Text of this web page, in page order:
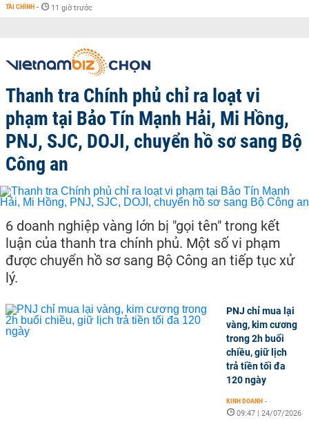
TÀI CHÍNH - 11 giờ trước
Thanh tra Chính phủ chỉ ra loạt vi
phạm tại Bảo Tín Mạnh Hải, Mi Hồng,
PNJ, SJC, DOJI, chuyển hồ sơ sang Bộ
Công an
6 doanh nghiệp vàng lớn bị "gọi tên" trong kết
luận của thanh tra chính phủ. Một số vi phạm
được chuyển hồ sơ sang Bộ Công an tiếp tục xử
lý.
PNJ chỉ mua lại
vàng, kim cương
trong 2h buổi
chiều, giữ lịch
trả tiền tối đa
120 ngày
KINH DOANH -
09:47 | 24/07/2026